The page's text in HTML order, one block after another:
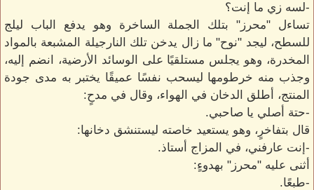
-لسه زي ما إنت؟
تساءل "محرز" بتلك الجملة الساخرة وهو يدفع الباب ليلج
للسطح، ليجد "نوح" ما زال يدخن تلك النارجيلة المشبعة بالمواد
المخدرة، وهو يجلس مستلقيًا على الوسائد الأرضية، انضم إليه،
وجذب منه خرطومها ليسحب نفسًا عميقًا يختبر به مدى جودة
المنتج، أطلق الدخان في الهواء، وقال في مدحٍ:
-حتة أصلي يا صاحبي.
قال بتفاخرٍ، وهو يستعيد خاصته ليستنشق دخانها:
-إنت عارفني، في المزاج أستاذ.
أثنى عليه "محرز" بهدوءٍ:
-طبعًا.